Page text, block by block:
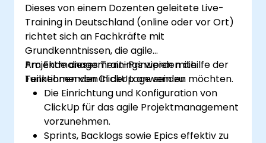
und Integrationen zu optimieren.
Dieses von einem Dozenten geleitete Live-
Training in Deutschland (online oder vor Ort)
richtet sich an Fachkräfte mit
Grundkenntnissen, die agile
Projektmanagement-Prinzipien mithilfe der
Funktionen von ClickUp anwenden möchten.
Am Ende dieses Trainings werden die
Teilnehmenden in der Lage sein zu:
Die Einrichtung und Konfiguration von
ClickUp für das agile Projektmanagement
vorzunehmen.
Sprints, Backlogs sowie Epics effektiv zu